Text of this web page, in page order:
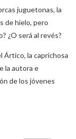
juguetonas, la
de hielo, pero
¿O será al revés?
Ártico, la caprichosa
la autora e
de los jóvenes